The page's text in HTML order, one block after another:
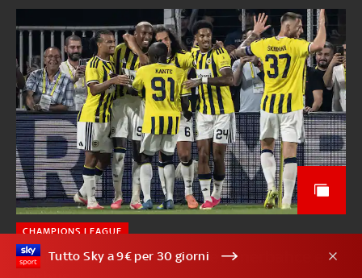
Champions, 3° turno: bene Fenerbahce e
CHAMPIONS LEAGUE
Tutto Sky a 9€ per 30 giorni